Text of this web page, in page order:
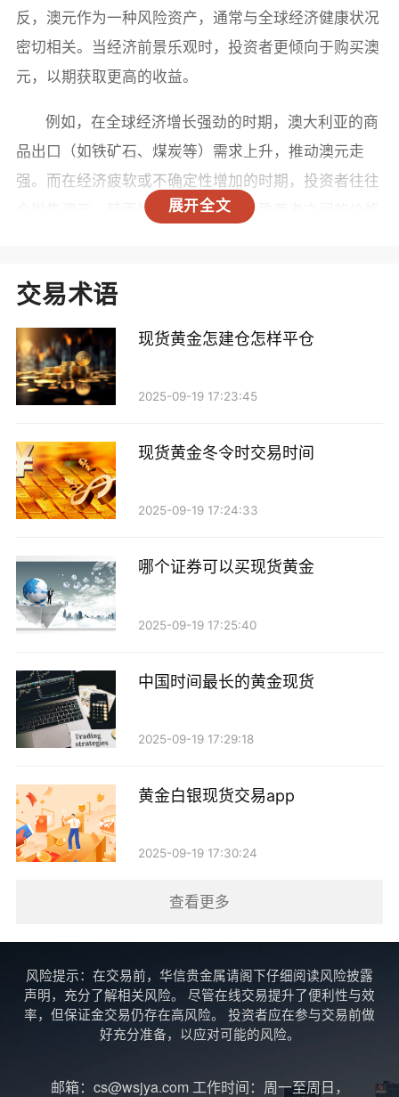
展开全文
反，澳元作为一种风险资产，通常与全球经济健康状况
密切相关。当经济前景乐观时，投资者更倾向于购买澳
元，以期获取更高的收益。
例如，在全球经济增长强劲的时期，澳大利亚的商
品出口（如铁矿石、煤炭等）需求上升，推动澳元走
强。而在经济疲软或不确定性增加的时期，投资者往往
会抛售澳元，转而投资黄金，从而导致两者之间的价格
2. 利率差异
利率是影响货币价值和黄金价格的重要因素。澳大
利亚的利率政策对澳元的走势有着显著影响。通常情况
下，当澳大利亚中央银行（RBA）提高利率时，澳元会
作为无息资产，其吸引力可能会下降，导致黄金价格下
跌。
反之，当RBA降低利率或全球主要央行（如美联
格通常会因避险需求而上涨。因此，利率差异和货币政
策的变化往往导致现货黄金与澳元之间的反向走势。
市场情绪是影响现货黄金和澳元走势的重要因素。
在风险厌恶情绪上升时，投资者通常会选择黄金作为避
致现货黄金价格上涨，而澳元则出现贬值。
例如，在2020年新冠疫情初期，市场对经济衰退的
恐慌情绪导致黄金价格飙升，而澳元则因全球经济的不
确定性而大幅下跌。这种现象说明了市场情绪如何在短
4. 商品价格的影响
澳大利亚是一个高度依赖商品出口的国家，尤其是
矿产资源和农产品。因此，全球商品价格的波动对澳元
交易术语
现货黄金怎建仓怎样平仓
2025-09-19 17:23:45
现货黄金冬令时交易时间
2025-09-19 17:24:33
哪个证券可以买现货黄金
2025-09-19 17:25:40
中国时间最长的黄金现货
2025-09-19 17:29:18
黄金白银现货交易app
2025-09-19 17:30:24
查看更多
风险提示：在交易前，华信贵金属请阁下仔细阅读风险披露
声明，充分了解相关风险。 尽管在线交易提升了便利性与效
率，但保证金交易仍存在高风险。 投资者应在参与交易前做
好充分准备，以应对可能的风险。
邮箱：cs@wsjya.com 工作时间：周一至周日，